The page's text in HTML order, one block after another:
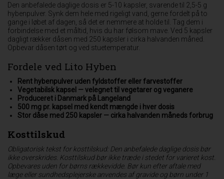
Den anbefalede daglige dosis er 5-10 kapsler, svarende til 2,5-5 g
hybenpulver. Synk dem hele med rigeligt vand, gerne fordelt på to
gange i løbet af dagen, så det er nemmere at holde til. Tag dem i
forbindelse med et måltid, hvis du har følsom mave. Ved 5 kapsler
dagligt rækker dåsen med 250 kapsler i cirka halvanden måned.
Opbevar dåsen tørt og ved stuetemperatur.
Fordele ved Lito Hyben
Rent hybenpulver uden fyldstoffer eller farvestoffer
Vegetabilsk kapsel — velegnet til vegetarer og veganere
Produceret i Danmark på Langeland
500 mg pr. kapsel med kendt mængde i hver dosis
Stor dåse med 250 kapsler — cirka halvanden måneds forbrug
Kosttilskud
Obligatorisk tekst for kosttilskud: Den anbefalede daglige dosis bør
ikke overskrides. Kosttilskud bør ikke træde i stedet for varieret kost.
Opbevares uden for børns rækkevidde. Bør kun efter aftale med
læge eller sundhedsplejerske anvendes af gravide og børn under 1